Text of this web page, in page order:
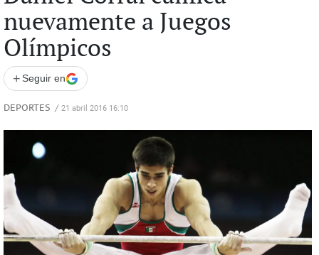
nuevamente a Juegos
Olímpicos
+ Seguir en
DEPORTES / 21 abril 2016 16:10